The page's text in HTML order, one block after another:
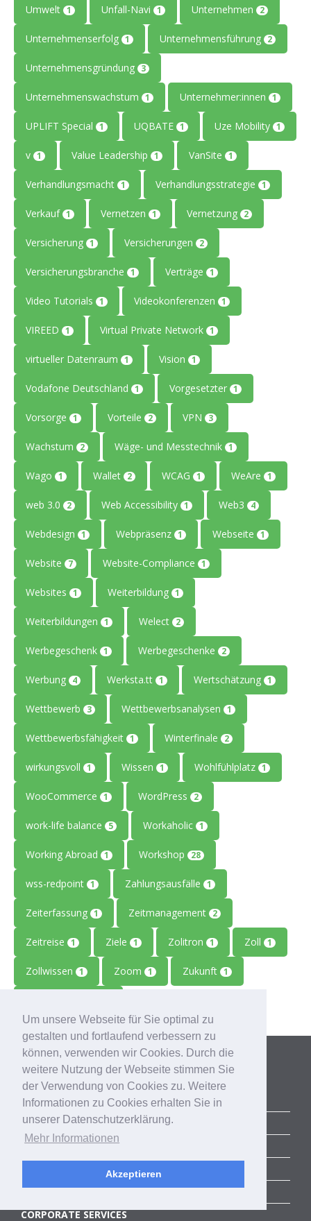
Um unsere Webseite für Sie optimal zu
gestalten und fortlaufend verbessern zu
können, verwenden wir Cookies. Durch die
weitere Nutzung der Webseite stimmen Sie
der Verwendung von Cookies zu. Weitere
Informationen zu Cookies erhalten Sie in
unserer Datenschutzerklärung.
Mehr Informationen
Akzeptieren
Umwelt 1 Unfall-Navi 1 Unternehmen 2
Unternehmenserfolg 1 Unternehmensführung 2
Unternehmensgründung 3
Unternehmenswachstum 1 Unternehmer:innen 1
UPLIFT Special 1 UQBATE 1 Uze Mobility 1
v 1 Value Leadership 1 VanSite 1
Verhandlungsmacht 1 Verhandlungsstrategie 1
Verkauf 1 Vernetzen 1 Vernetzung 2
Versicherung 1 Versicherungen 2
Versicherungsbranche 1 Verträge 1
Video Tutorials 1 Videokonferenzen 1
VIREED 1 Virtual Private Network 1
virtueller Datenraum 1 Vision 1
Vodafone Deutschland 1 Vorgesetzter 1
Vorsorge 1 Vorteile 2 VPN 3
Wachstum 2 Wäge- und Messtechnik 1
Wago 1 Wallet 2 WCAG 1 WeAre 1
web 3.0 2 Web Accessibility 1 Web3 4
Webdesign 1 Webpräsenz 1 Webseite 1
Website 7 Website-Compliance 1
Websites 1 Weiterbildung 1
Weiterbildungen 1 Welect 2
Werbegeschenk 1 Werbegeschenke 2
Werbung 4 Werksta.tt 1 Wertschätzung 1
Wettbewerb 3 Wettbewerbsanalysen 1
Wettbewerbsfähigkeit 1 Winterfinale 2
wirkungsvoll 1 Wissen 1 Wohlfühlplatz 1
WooCommerce 1 WordPress 2
work-life balance 5 Workaholic 1
Working Abroad 1 Workshop 28
wss-redpoint 1 Zahlungsausfälle 1
Zeiterfassung 1 Zeitmanagement 2
Zeitreise 1 Ziele 1 Zolitron 1 Zoll 1
Zollwissen 1 Zoom 1 Zukunft 1
Kategorien
ALLE BLOGBEITRÄGE
ERFOLGSGESCHICHTEN
ACCELERATOR
COMMUNITY
CORPORATE SERVICES